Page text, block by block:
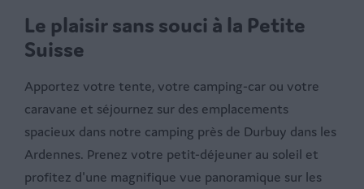
Le plaisir sans souci à la Petite
Suisse
Apportez votre tente, votre camping-car ou votre
caravane et séjournez sur des emplacements
spacieux dans notre camping près de Durbuy dans les
Ardennes. Prenez votre petit-déjeuner au soleil et
profitez d'une magnifique vue panoramique sur les